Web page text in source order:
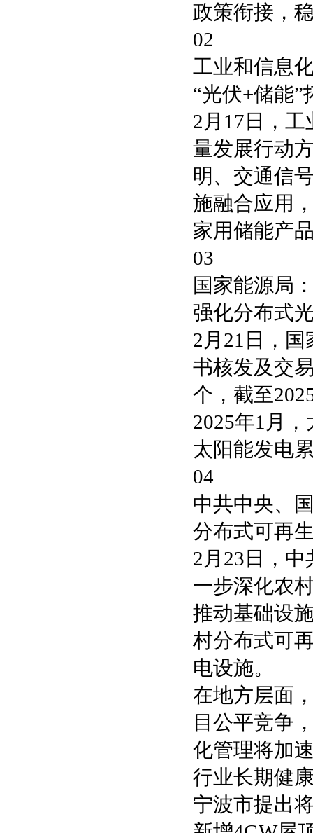
政策衔接，
02
工业和信息
“光伏+储能”
2月17日，
量发展行动
明、交通信
施融合应用
家用储能产
03
国家能源局
强化分布式
2月21日，
书核发及交
个，截至
2025年1月
太阳能发电
04
中共中央、
分布式可再
2月23日，
一步深化农
推动基础设
村分布式可
电设施。
在地方层面
目公平竞争
化管理将加
行业长期健
宁波市提出